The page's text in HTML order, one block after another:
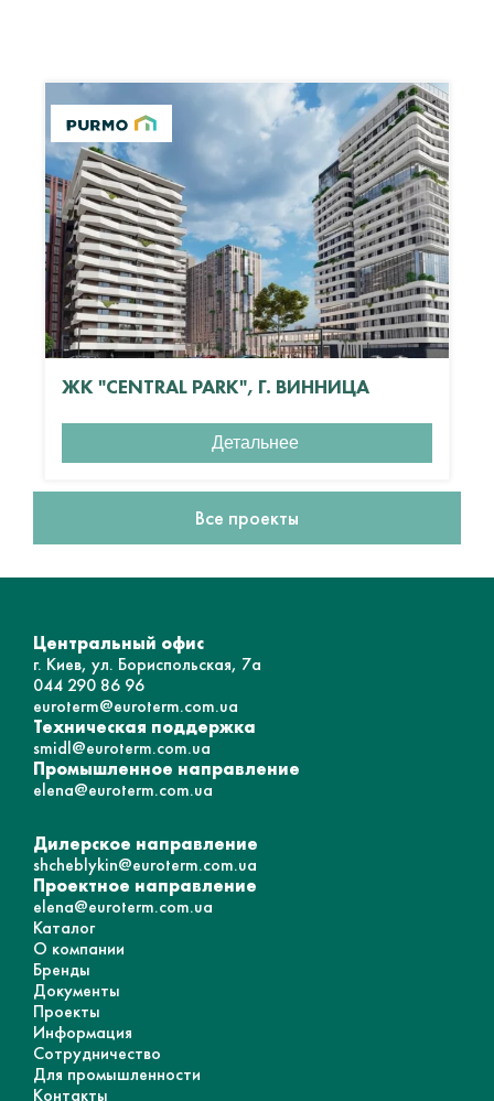
ЖК "CENTRAL PARK", Г. ВИННИЦА
Детальнее
Все проекты
Центральный офис
г. Киев, ул. Бориспольская, 7а
044 290 86 96
euroterm@euroterm.com.ua
Техническая поддержка
smidl@euroterm.com.ua
Промышленное направление
elena@euroterm.com.ua
Дилерское направление
shcheblykin@euroterm.com.ua
Проектное направление
elena@euroterm.com.ua
Каталог
О компании
Бренды
Документы
Проекты
Информация
Сотрудничество
Для промышленности
Контакты